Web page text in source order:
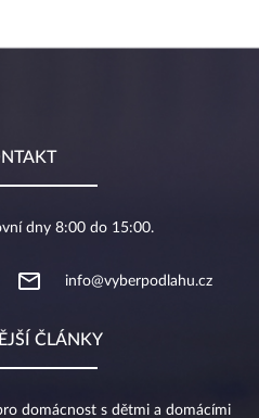
dny 8:00 do 15:00.
info@vyberpodlahu.cz
ČLÁNKY
domácnost s dětmi a domácími